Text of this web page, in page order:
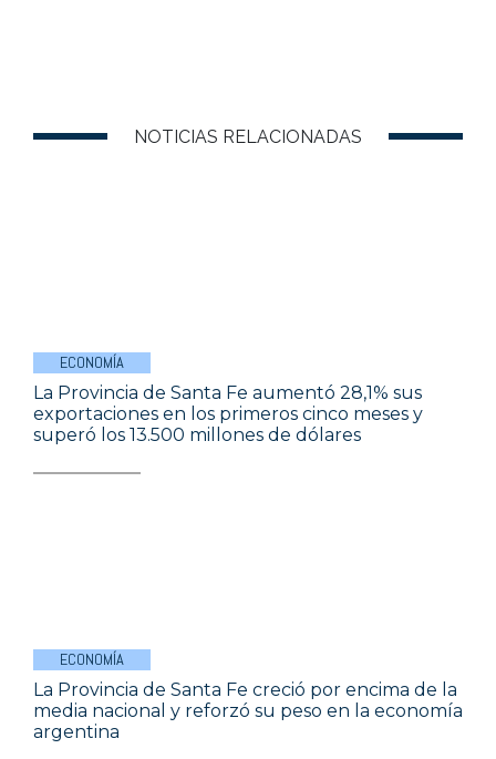
NOTICIAS RELACIONADAS
ECONOMÍA
La Provincia de Santa Fe aumentó 28,1% sus
exportaciones en los primeros cinco meses y
superó los 13.500 millones de dólares
ECONOMÍA
La Provincia de Santa Fe creció por encima de la
media nacional y reforzó su peso en la economía
argentina